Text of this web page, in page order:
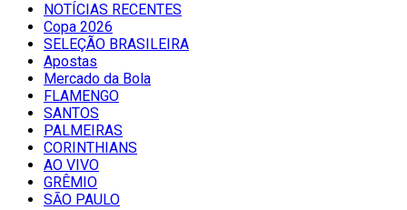
NOTÍCIAS RECENTES
Copa 2026
SELEÇÃO BRASILEIRA
Apostas
Mercado da Bola
FLAMENGO
SANTOS
PALMEIRAS
CORINTHIANS
AO VIVO
GRÊMIO
SĀO PAULO